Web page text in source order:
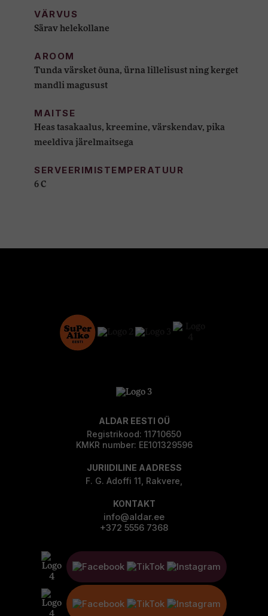
VÄRVUS
Särav helekollane
AROOM
Tunda värsket õuna, ürna lillelisust ning kerget
mandli magusust
MAITSE
Heas tasakaalus, kreemine, värskendav, pika
meeldiva järelmaitsega
SERVEERIMISTEMPERATUUR
6 C
ALDAR EESTI OÜ
Registrikood: 11710650
KMKR number: EE101329596
JURIIDILINE AADRESS
F. G. Adoffi 11, Rakvere,
KONTAKT
info@aldar.ee
+372 5556 7368